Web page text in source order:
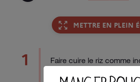
METTRE EN PLEIN
1 Faire cuire le riz comme
Éplucher les courgettes.